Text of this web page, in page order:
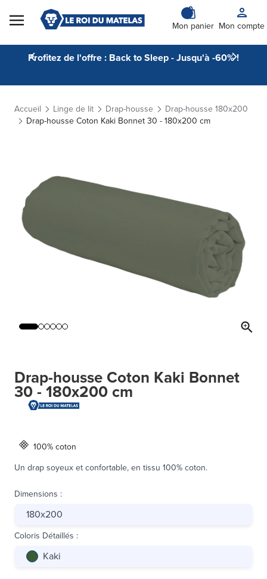
Skip to Content
Mon panier Mon compte
Profitez de l'offre : Back to Sleep - Jusqu'à -60% !
Accueil Linge de lit Drap-housse
Drap-housse 180x200
Drap-housse Coton Kaki Bonnet 30 - 180x200 cm
Drap-housse Coton Kaki Bonnet
30 - 180x200 cm
100% coton
Un drap soyeux et confortable, en tissu 100% coton.
Dimensions :
180x200
Coloris Détaillés :
Kaki